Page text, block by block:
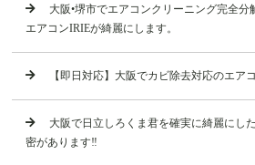
大阪•堺市でエアコンクリーニング完全
エアコンIRIEが綺麗にします。
【即日対応】大阪でカビ除去対応のエア
大阪で日立しろくま君を確実に綺麗にし
密があります‼️